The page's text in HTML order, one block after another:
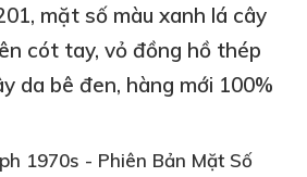
mặt số màu xanh lá cây
cót tay, vỏ đồng hồ thép
da bê đen, hàng mới 100%
1970s - Phiên Bản Mặt Số